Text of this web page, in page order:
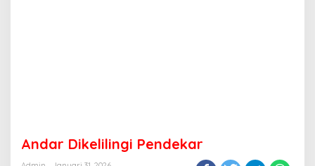
Andar Dikelilingi Pendekar